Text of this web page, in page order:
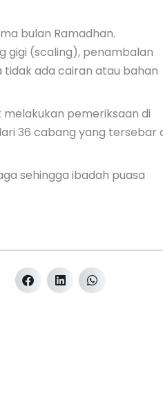
bulan Ramadhan.
gigi (scaling), penambalan
ada cairan atau bahan
pemeriksaan di
36 cabang yang tersebar
sehingga ibadah puasa